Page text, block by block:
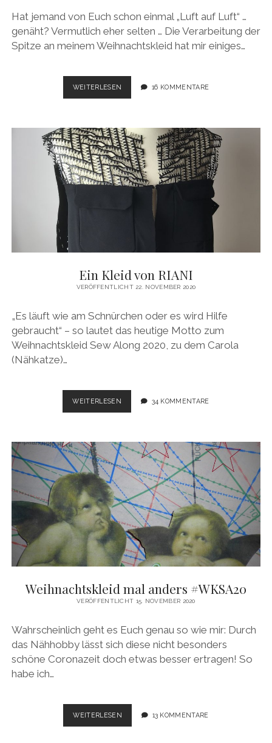
Hat jemand von Euch schon einmal „Luft auf Luft“ …
genäht? Vermutlich eher selten … Die Verarbeitung der
Spitze an meinem Weihnachtskleid hat mir einiges…
WEITERLESEN SPITZE
NÄHEN
TAPE
16 KOMMENTARE
Ein Kleid von RIANI
VERÖFFENTLICHT 22. NOVEMBER 2020
„Es läuft wie am Schnürchen oder es wird Hilfe
gebraucht“ – so lautet das heutige Motto zum
Weihnachtskleid Sew Along 2020, zu dem Carola
(Nähkatze)…
WEITERLESENEIN
KLEID
34 KOMMENTARE
Weihnachtskleid mal anders #WKSA20
VERÖFFENTLICHT 15. NOVEMBER 2020
Wahrscheinlich geht es Euch genau so wie mir: Durch
das Nähhobby lässt sich diese nicht besonders
schöne Coronazeit doch etwas besser ertragen! So
habe ich…
WEITERLESENWEIHNACHTSKLEID
MAL
13 KOMMENTARE